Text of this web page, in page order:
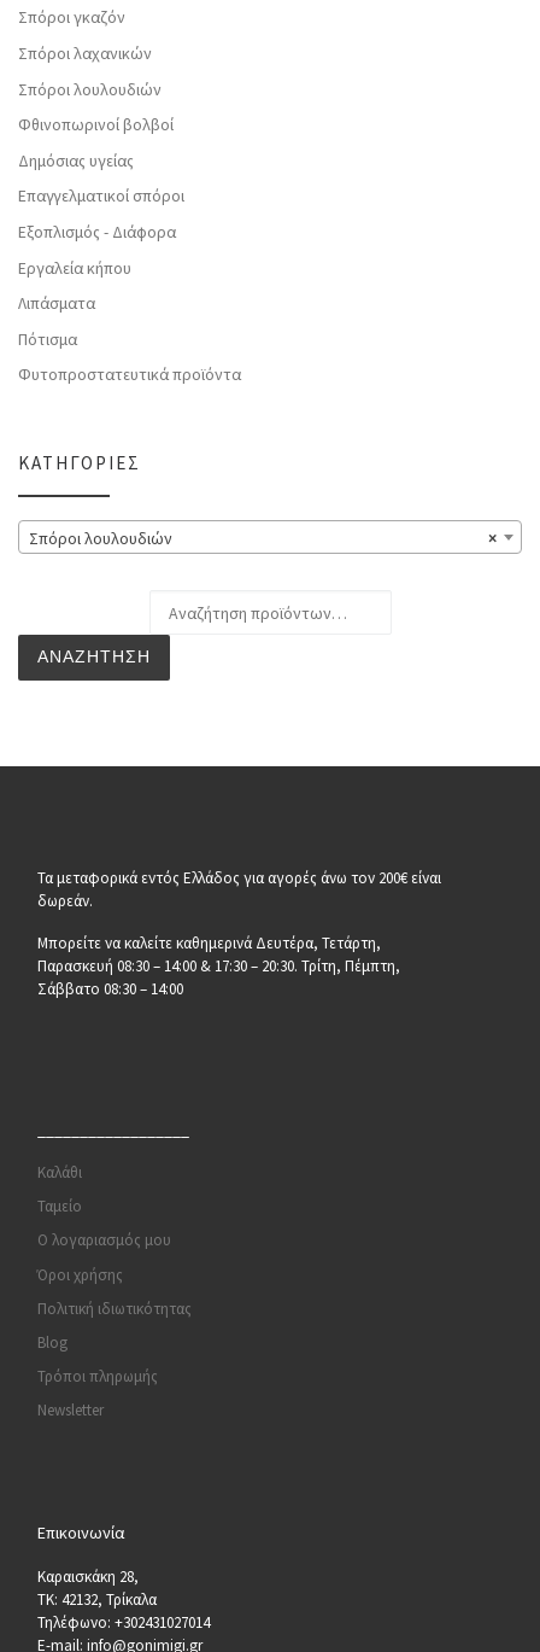
Σπόροι γκαζόν
Σπόροι λαχανικών
Σπόροι λουλουδιών
Φθινοπωρινοί βολβοί
Δημόσιας υγείας
Επαγγελματικοί σπόροι
Εξοπλισμός - Διάφορα
Εργαλεία κήπου
Λιπάσματα
Πότισμα
Φυτοπροστατευτικά προϊόντα
ΚΑΤΗΓΟΡΊΕΣ
×
Σπόροι λουλουδιών
ΑΝΑΖΉΤΗΣΗ
Τα μεταφορικά εντός Ελλάδος για αγορές άνω τον 200€ είναι
δωρεάν.
Μπορείτε να καλείτε καθημερινά Δευτέρα, Τετάρτη,
Παρασκευή 08:30 – 14:00 & 17:30 – 20:30. Τρίτη, Πέμπτη,
Σάββατο 08:30 – 14:00
Καλάθι
Ταμείο
Ο λογαριασμός μου
Όροι χρήσης
Πολιτική ιδιωτικότητας
Blog
Τρόποι πληρωμής
Newsletter
Επικοινωνία
Καραισκάκη 28,
ΤΚ: 42132, Τρίκαλα
Τηλέφωνο: +302431027014
E-mail: info@gonimigi.gr